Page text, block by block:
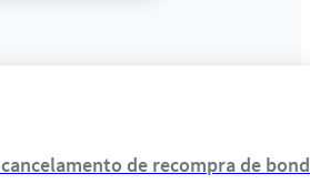
de recompra de